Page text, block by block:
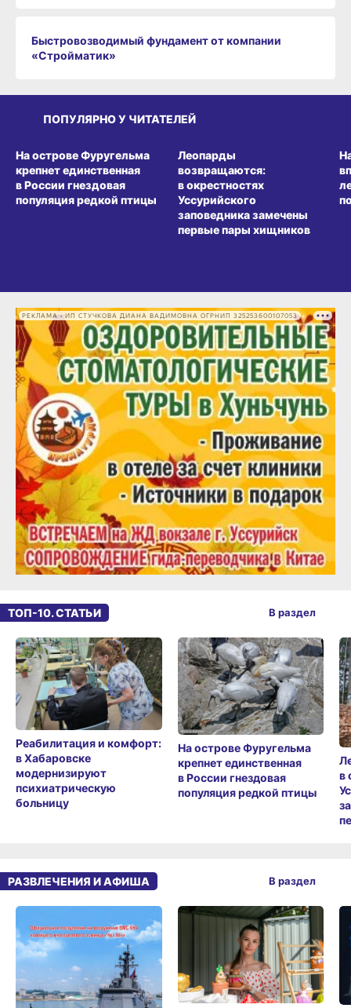
Быстровозводимый фундамент от компании
«Стройматик»
ПОПУЛЯРНО У ЧИТАТЕЛЕЙ
На острове Фуругельма
крепнет единственная
в России гнездовая
популяция редкой птицы
Леопарды
возвращаются:
в окрестностях
Уссурийского
заповедника замечены
первые пары хищников
РЕКЛАМА • ИП СТУЧКОВА ДИАНА ВАДИМОВНА ОГРНИП 325253600107053
ТОП-10. СТАТЬИ
Реабилитация и комфорт:
в Хабаровске
модернизируют
психиатрическую
больницу
На острове Фуругельма
крепнет единственная
в России гнездовая
популяция редкой птицы
в
В раздел
РАЗВЛЕЧЕНИЯ И АФИША В раздел